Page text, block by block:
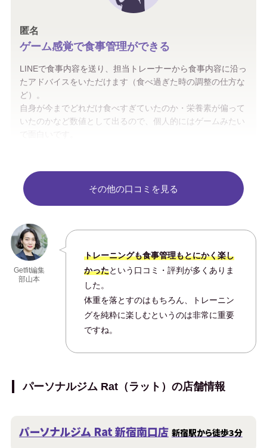
匿名
ゲーム感覚で食事管理ができる
LINEで食事内容を送り、担当トレーナーから食事内容に沿っ
たアドバイスをいただけます（食べ過ぎた時の調整の仕方な
ど）。
自身が今までどれだけ食べすぎていたのか・栄養素が偏って
いたのかなど数値として出るので、個人的にはゲームみたい
その他の口コミを見る
Getfit編集
部山本
トレーニングも食事管理もとにかく楽し
かったという口コミ・評判が多くありま
した。
体重を落とすのはもちろん、トレーニン
グを純粋に楽しむというのは非常に重要
ですね。
パーソナルジム Rat（ラット）の店舗情報
パーソナルジム Rat 新宿南口店 新宿駅から徒歩3分